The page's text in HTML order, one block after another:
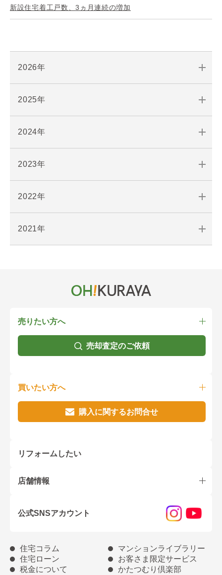
新設住宅着工戸数、3ヵ月連続の増加
2026年
2025年
2024年
2023年
2022年
2021年
売りたい方へ
売却査定のご依頼
買いたい方へ
購入に関するお問合せ
リフォームしたい
店舗情報
公式SNSアカウント
住宅コラム
マンションライブラリー
住宅ローン
お客さま限定サービス
税金について
かたつむり倶楽部